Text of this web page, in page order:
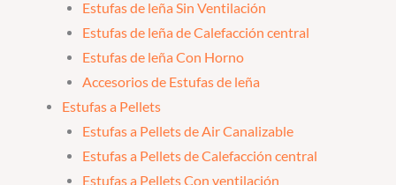
Estufas de leña Sin Ventilación
Estufas de leña de Calefacción central
Estufas de leña Con Horno
Accesorios de Estufas de leña
Estufas a Pellets
Estufas a Pellets de Air Canalizable
Estufas a Pellets de Calefacción central
Estufas a Pellets Con ventilación